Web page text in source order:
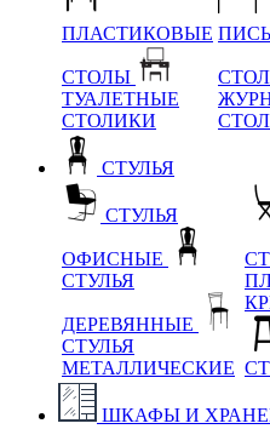
ПЛАСТИКОВЫЕ
СТОЛЫ
ТУАЛЕТНЫЕ
СТОЛИКИ
СТУЛЬЯ
СТУЛЬЯ
ОФИСНЫЕ
СТУЛЬЯ
ДЕРЕВЯННЫЕ
СТУЛЬЯ
МЕТАЛЛИЧЕСКИЕ
ШКАФЫ И